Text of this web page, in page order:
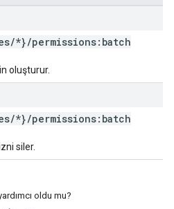
/*}/permissions:batch
oluşturur.
/*}/permissions:batch
siler.
oldu mu?